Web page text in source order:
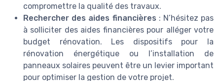
compromettre la qualité des travaux.
Rechercher des aides financières : N’hésitez pas
à solliciter des aides financières pour alléger votre
budget rénovation. Les dispositifs pour la
rénovation énergétique ou l’installation de
panneaux solaires peuvent être un levier important
pour optimiser la gestion de votre projet.